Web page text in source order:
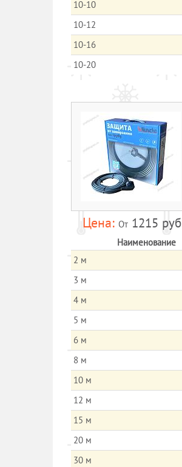
10-10
10-12
10-16
10-20
От1215 руб
Наименование
2 м
3 м
4 м
5 м
6 м
8 м
10 м
12 м
15 м
20 м
30 м